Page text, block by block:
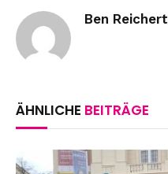
Ben Reichert
ÄHNLICHE BEITRÄGE